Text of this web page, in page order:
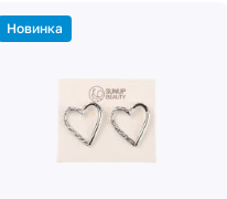
Новинка